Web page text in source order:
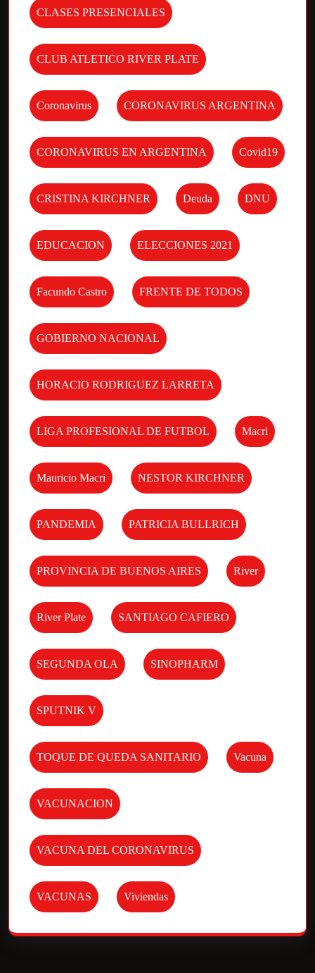
CLASES PRESENCIALES
CLUB ATLETICO RIVER PLATE
Coronavirus CORONAVIRUS ARGENTINA
CORONAVIRUS EN ARGENTINA Covid19
CRISTINA KIRCHNER Deuda DNU
EDUCACION ELECCIONES 2021
Facundo Castro FRENTE DE TODOS
GOBIERNO NACIONAL
HORACIO RODRIGUEZ LARRETA
LIGA PROFESIONAL DE FUTBOL Macri
Mauricio Macri NESTOR KIRCHNER
PANDEMIA PATRICIA BULLRICH
PROVINCIA DE BUENOS AIRES River
River Plate SANTIAGO CAFIERO
SEGUNDA OLA SINOPHARM
SPUTNIK V
TOQUE DE QUEDA SANITARIO Vacuna
VACUNACION
VACUNA DEL CORONAVIRUS
VACUNAS Viviendas